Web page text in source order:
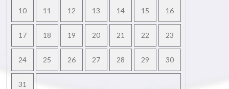
10 11 12 13 14 15 16
17 18 19 20 21 22 23
24 25 26 27 28 29 30
31